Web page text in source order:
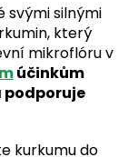
svými silnými
který
mikroflóru v
účinkům
podporuje
kurkumu do